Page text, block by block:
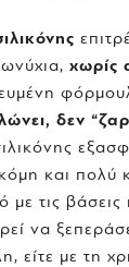
χωρίς
δεν
και πολύ
τις βάσεις
να
είτε με τη